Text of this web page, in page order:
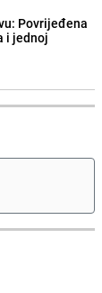
Povrijeđena
i jednoj